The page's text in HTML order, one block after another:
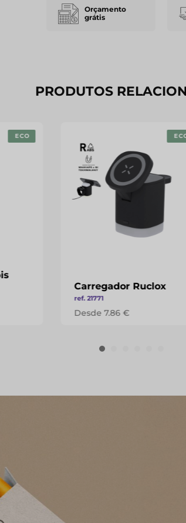
Orçamento
grátis
PRODUTOS
ECO
Carregador Ruclox
ref. 21771
Desde 7.86 €